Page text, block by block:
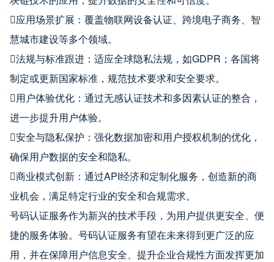
应用场景扩展：覆盖物联网设备认证、跨境电子商务、智
慧城市建设等多个领域。
法规与标准跟进：适应全球隐私法规，如GDPR；各国将
制定或更新国家标准，规范技术要求和安全要求。
用户体验优化：通过无感认证技术和多因素认证的整合，
进一步提升用户体验。
安全与隐私保护：强化数据加密和用户授权机制的优化，
确保用户数据的安全和隐私。
商业模式创新：通过API经济和定制化服务，创造新的商
业机会，满足特定行业的安全和合规需求。
号码认证服务作为新兴的技术手段，为用户提供更安全、便
捷的服务体验。号码认证服务有望在未来得到更广泛的应
用，并在保障用户信息安全、提升企业合规性方面发挥更加